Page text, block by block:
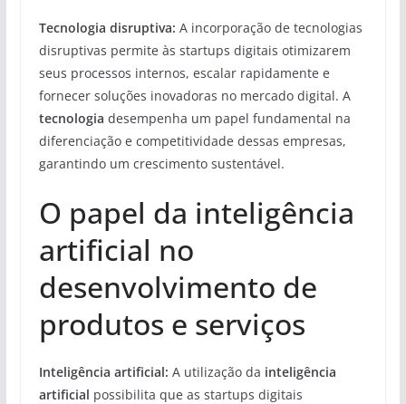
Tecnologia disruptiva: A incorporação de tecnologias
disruptivas permite às startups digitais otimizarem
seus processos internos, escalar rapidamente e
fornecer soluções inovadoras no mercado digital. A
tecnologia desempenha um papel fundamental na
diferenciação e competitividade dessas empresas,
garantindo um crescimento sustentável.
O papel da inteligência
artificial no
desenvolvimento de
produtos e serviços
Inteligência artificial: A utilização da inteligência
artificial possibilita que as startups digitais